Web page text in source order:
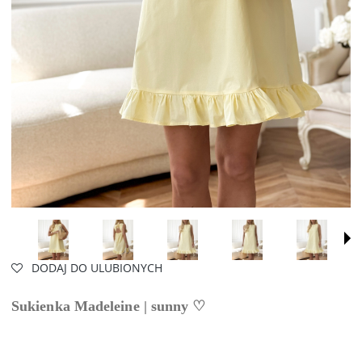
DODAJ DO ULUBIONYCH
Sukienka Madeleine | sunny ♡